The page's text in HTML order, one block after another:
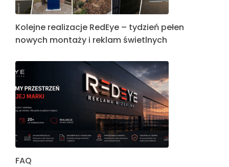
Kolejne realizacje RedEye – tydzień pełen
nowych montaży i reklam świetlnych
FAQ